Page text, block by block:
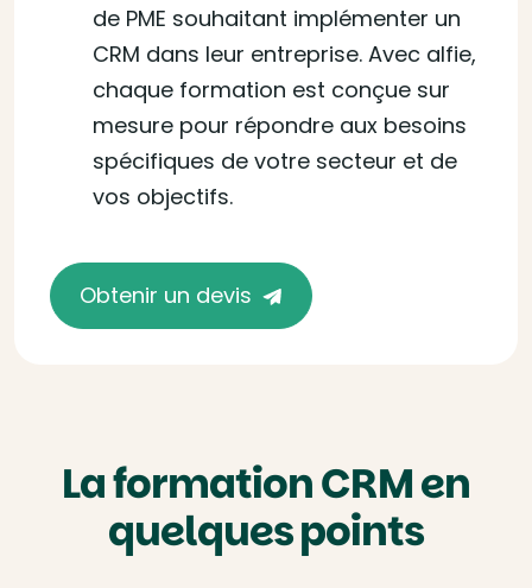
de PME souhaitant implémenter un
CRM dans leur entreprise. Avec alfie,
chaque formation est conçue sur
mesure pour répondre aux besoins
spécifiques de votre secteur et de
vos objectifs.
Obtenir un devis
La formation CRM en
quelques points